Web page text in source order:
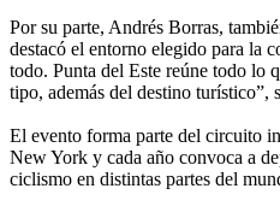
Por su parte, Andrés Borras,
destacó el entorno elegido para la
todo. Punta del Este reúne todo lo
tipo, además del destino turístico”,
El evento forma parte del circuito
New York y cada año convoca a
ciclismo en distintas partes del